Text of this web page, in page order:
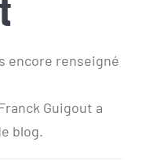
encore renseigné
Guigout a
blog.